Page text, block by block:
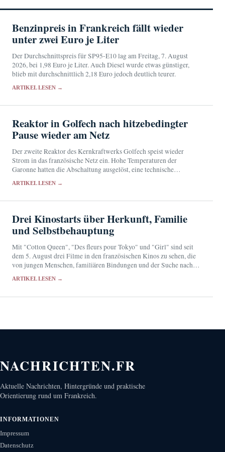
Benzinpreis in Frankreich fällt wieder
unter zwei Euro je Liter
Der Durchschnittspreis für SP95-E10 lag am Freitag, 7. August
2026, bei 1,98 Euro je Liter. Auch Diesel wurde etwas günstiger,
blieb mit durchschnittlich 2,18 Euro jedoch deutlich teurer.
ARTIKEL LESEN →
Reaktor in Golfech nach hitzebedingter
Pause wieder am Netz
Der zweite Reaktor des Kernkraftwerks Golfech speist wieder
Strom in das französische Netz ein. Hohe Temperaturen der
Garonne hatten die Abschaltung ausgelöst, eine technische
ARTIKEL LESEN →
Drei Kinostarts über Herkunft, Familie
und Selbstbehauptung
Mit "Cotton Queen", "Des fleurs pour Tokyo" und "Girl" sind seit
dem 5. August drei Filme in den französischen Kinos zu sehen, die
von jungen Menschen, familiären Bindungen und der Suche nach
ARTIKEL LESEN →
NACHRICHTEN.FR
Aktuelle Nachrichten, Hintergründe und praktische
Orientierung rund um Frankreich.
INFORMATIONEN
Impressum
Datenschutz